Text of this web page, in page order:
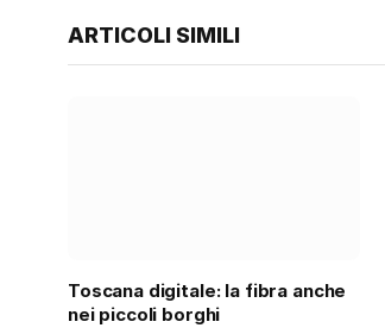
ARTICOLI SIMILI
Toscana digitale: la fibra anche
nei piccoli borghi